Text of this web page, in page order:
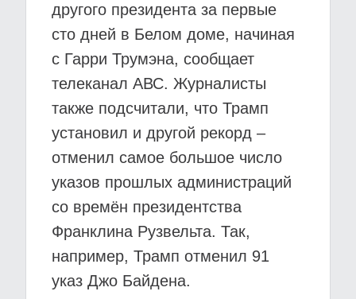
другого президента за первые
сто дней в Белом доме, начиная
с Гарри Трумэна, сообщает
телеканал АВС. Журналисты
также подсчитали, что Трамп
установил и другой рекорд –
отменил самое большое число
указов прошлых администраций
со времён президентства
Франклина Рузвельта. Так,
например, Трамп отменил 91
указ Джо Байдена.